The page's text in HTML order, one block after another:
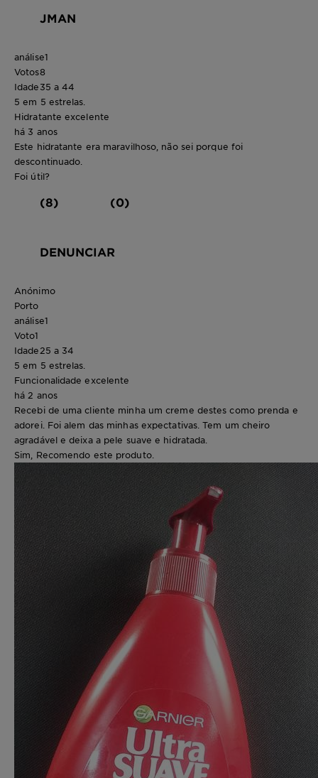
JMAN
análise1
Votos8
Idade35 a 44
5 em 5 estrelas.
Hidratante excelente
há 3 anos
Este hidratante era maravilhoso, não sei porque foi
descontinuado.
Foi útil?
(8) (0)
DENUNCIAR
Anónimo
Porto
análise1
Voto1
Idade25 a 34
5 em 5 estrelas.
Funcionalidade excelente
há 2 anos
Recebi de uma cliente minha um creme destes como prenda e
adorei. Foi alem das minhas expectativas. Tem um cheiro
agradável e deixa a pele suave e hidratada.
Sim, Recomendo este produto.